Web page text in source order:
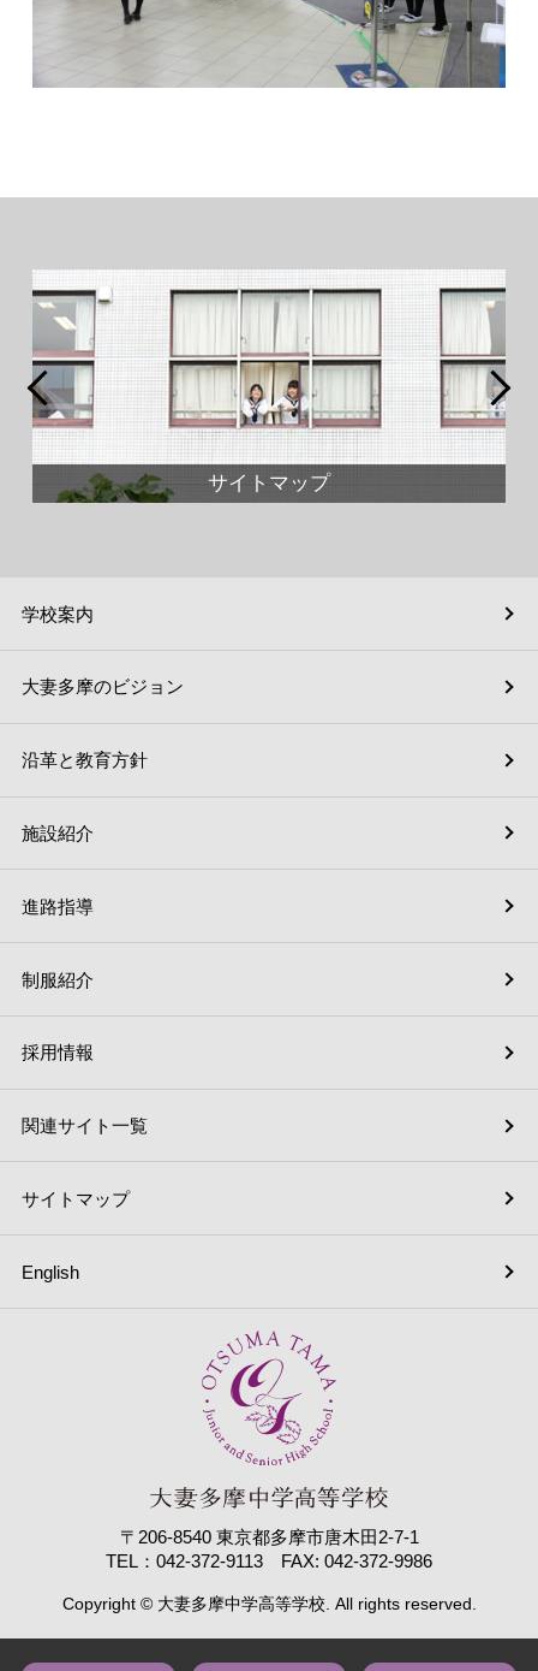
サイトマップ
学校案内
施設紹介
採用情報
English
大妻多摩のビジョン
進路指導
関連サイト一覧
沿革と教育方針
制服紹介
サイトマップ
〒206-8540 東京都多摩市唐木田2-7-1
TEL：042-372-9113 FAX: 042-372-9986
Copyright © 大妻多摩中学高等学校. All rights reserved.